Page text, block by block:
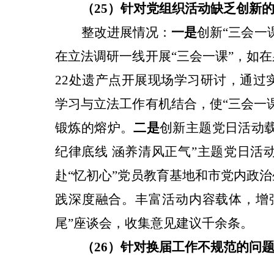
（25）针对党组织活动缺乏创新
整改进展情况： 一是创新“三会一
在立法调研一线开展“三会一课”，如
22处遗产点开展现场学习研讨，通
学习与立法工作有机结合，使“三会
锻炼的熔炉。二是创新主题党日活动
纪律底线 涵养清风正气”主题党日活
赴“忆初心”党员教育基地和市党内政
践深度融合。丰富活动内容载体，
尾”座谈会，收集意见建议千余条。
（26）针对换届工作不规范的问题